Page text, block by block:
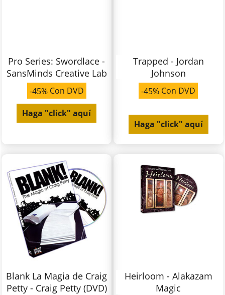
Pro Series: Swordlace -
SansMinds Creative Lab
-45% Con DVD
Haga "click" aquí
Trapped - Jordan
Johnson
-45% Con DVD
Haga "click" aquí
Blank La Magia de Craig
Petty - Craig Petty (DVD)
Heirloom - Alakazam
Magic